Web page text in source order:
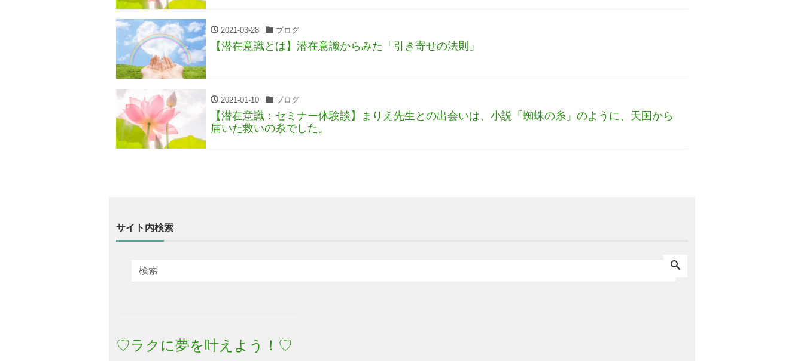
2021-03-28 ブログ
【潜在意識とは】潜在意識からみた「引き寄せの法則」
2021-01-10 ブログ
【潜在意識：セミナー体験談】まりえ先生との出会いは、小説「蜘蛛の糸」のように、天国から
届いた救いの糸でした。
サイト内検索
♡ラクに夢を叶えよう！♡